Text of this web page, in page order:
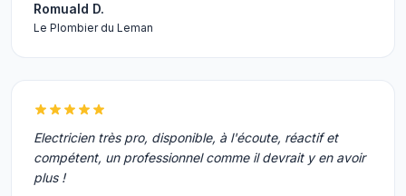
Romuald D.
Le Plombier du Leman
Electricien très pro, disponible, à l'écoute, réactif et
compétent, un professionnel comme il devrait y en avoir
plus !